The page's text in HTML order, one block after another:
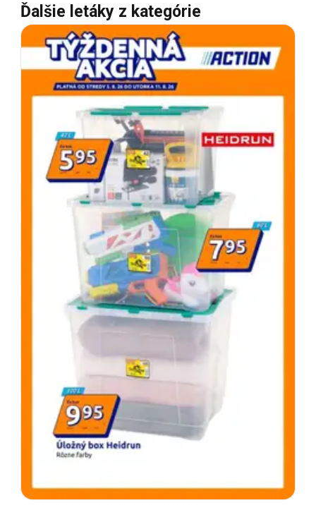
Ďalšie letáky z kategórie